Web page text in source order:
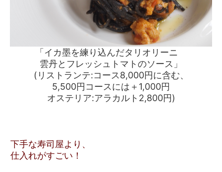
「イカ墨を練り込んだタリオリーニ
雲丹とフレッシュトマトのソース」
(リストランテ:コース8,000円に含む、
5,500円コースには＋1,000円
オステリア:アラカルト2,800円)
下手な寿司屋より、
仕入れがすごい！